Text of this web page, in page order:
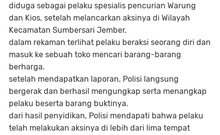
diduga sebagai pelaku spesialis pencurian Warung
dan Kios, setelah melancarkan aksinya di Wilayah
Kecamatan Sumbersari Jember.
dalam rekaman terlihat pelaku beraksi seorang diri dan
masuk ke sebuah toko mencari barang-barang
berharga.
setelah mendapatkan laporan, Polisi langsung
bergerak dan berhasil mengungkap serta menangkap
pelaku beserta barang buktinya.
dari hasil penyidikan, Polisi mendapati bahwa pelaku
telah melakukan aksinya di lebih dari lima tempat